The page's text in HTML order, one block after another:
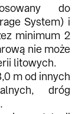
do
System) i
minimum 2
nie może
litowych.
m od innych
dróg